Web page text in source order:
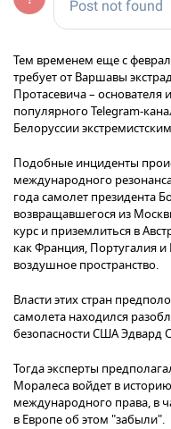
Тем временем еще с
требует от Варшавы
Протасевича – основателя
популярного Telegram-
Белоруссии
Подобные инциденты
международного
года самолет президента
возвращавшегося из
курс и приземлиться в
как Франция, Португалия
воздушное пространство.
Власти этих стран
самолета находился
безопасности США Эдвард
Тогда эксперты
Моралеса войдет в
международного права, в
в Европе об этом "забыли".